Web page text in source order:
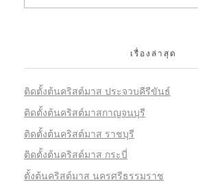
เรื่องล่าสุด
ติดตั้งต้นคริสต์มาส ประจวบคีรีขันธ์
ติดตั้งต้นคริสต์มาสกาญจนบุรี
ติดตั้งต้นคริสต์มาส ราชบุรี
ติดตั้งต้นคริสต์มาส กระบี่
ตั้งต้นคริสต์มาส นครศรีธรรมราช